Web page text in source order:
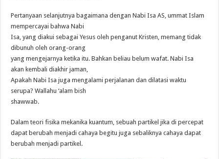
Pertanyaan selanjutnya bagaimana dengan Nabi Isa AS, ummat Islam
mempercayai bahwa Nabi
Isa, yang diakui sebagai Yesus oleh penganut Kristen, memang tidak
dibunuh oleh orang-orang
yang mengejarnya ketika itu. Bahkan beliau belum wafat. Nabi Isa
akan kembali diakhir jaman,
Apakah Nabi Isa juga mengalami perjalanan dan dilatasi waktu
serupa? Wallahu ‘alam bish
shawwab.
Dalam teori fisika mekanika kuantum, sebuah partikel jika di percepat
dapat berubah menjadi cahaya begitu juga sebaliknya cahaya dapat
berubah menjadi partikel.